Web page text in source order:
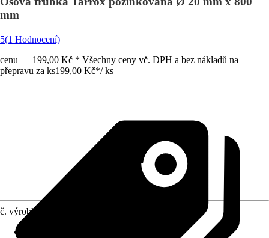
mm
5(1 Hodnocení)
cenu — 199,00 Kč * Všechny ceny vč. DPH a bez nákladů na
přepravu za ks199,00 Kč*/ ks
č. výrobku